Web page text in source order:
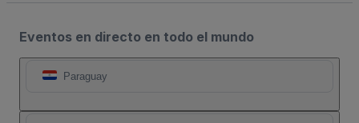
Eventos en directo en todo el mundo
Paraguay